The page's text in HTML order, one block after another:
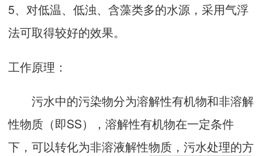
5、对低温、低浊、含藻类多的水源，采用气浮
法可取得较好的效果。
工作原理：
污水中的污染物分为溶解性有机物和非溶解
性物质（即SS），溶解性有机物在一定条件
下，可以转化为非溶液解性物质，污水处理的方